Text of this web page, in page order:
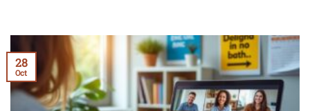
28
Oct